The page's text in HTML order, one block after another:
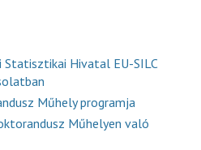
Hivatal EU-SILC
Műhely programja
Műhelyen való